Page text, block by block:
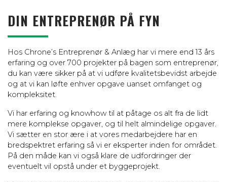
DIN ENTREPRENØR PÅ FYN
Hos Chrone’s Entreprenør & Anlæg har vi mere end 13 års
erfaring og over 700 projekter på bagen som entreprenør,
du kan være sikker på at vi udføre kvalitetsbevidst arbejde
og at vi kan løfte enhver opgave uanset omfanget og
kompleksitet.
Vi har erfaring og knowhow til at påtage os alt fra de lidt
mere komplekse opgaver, og til helt almindelige opgaver.
Vi sætter en stor ære i at vores medarbejdere har en
bredspektret erfaring så vi er eksperter inden for området.
På den måde kan vi også klare de udfordringer der
eventuelt vil opstå under et byggeprojekt.